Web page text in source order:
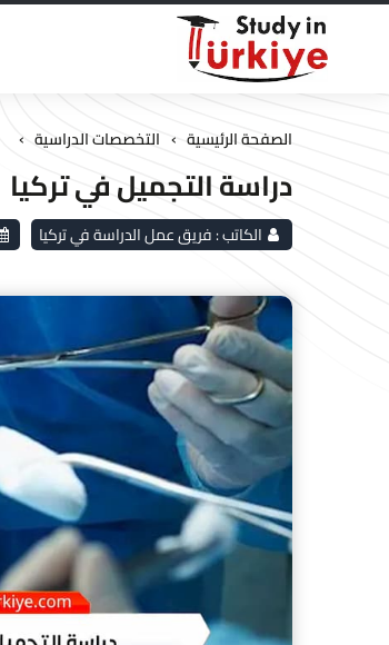
الصفحة الرئيسية › التخصصات الدراسية ›
دراسة التجميل في تركيا
الكاتب :فريق عمل الدراسة في تركيا